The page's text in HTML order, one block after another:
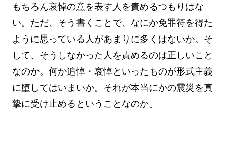
もちろん哀悼の意を表す人を責めるつもりはな
い。ただ、そう書くことで、なにか免罪符を得た
ように思っている人があまりに多くはないか。そ
して、そうしなかった人を責めるのは正しいこと
なのか。何か追悼・哀悼といったものが形式主義
に堕してはいまいか。それが本当にかの震災を真
摯に受け止めるということなのか。